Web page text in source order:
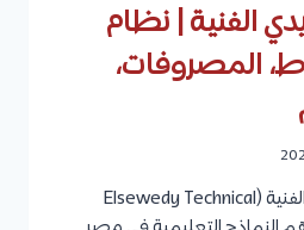
الفنية | نظام
المصروفات،
تُعد أكاديمية السويدي الفنية (Elsewedy Technical